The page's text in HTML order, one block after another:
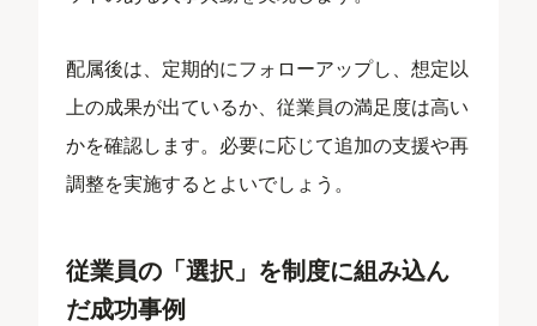
配属後は、定期的にフォローアップし、想定以
上の成果が出ているか、従業員の満足度は高い
かを確認します。必要に応じて追加の支援や再
調整を実施するとよいでしょう。
従業員の「選択」を制度に組み込ん
だ成功事例